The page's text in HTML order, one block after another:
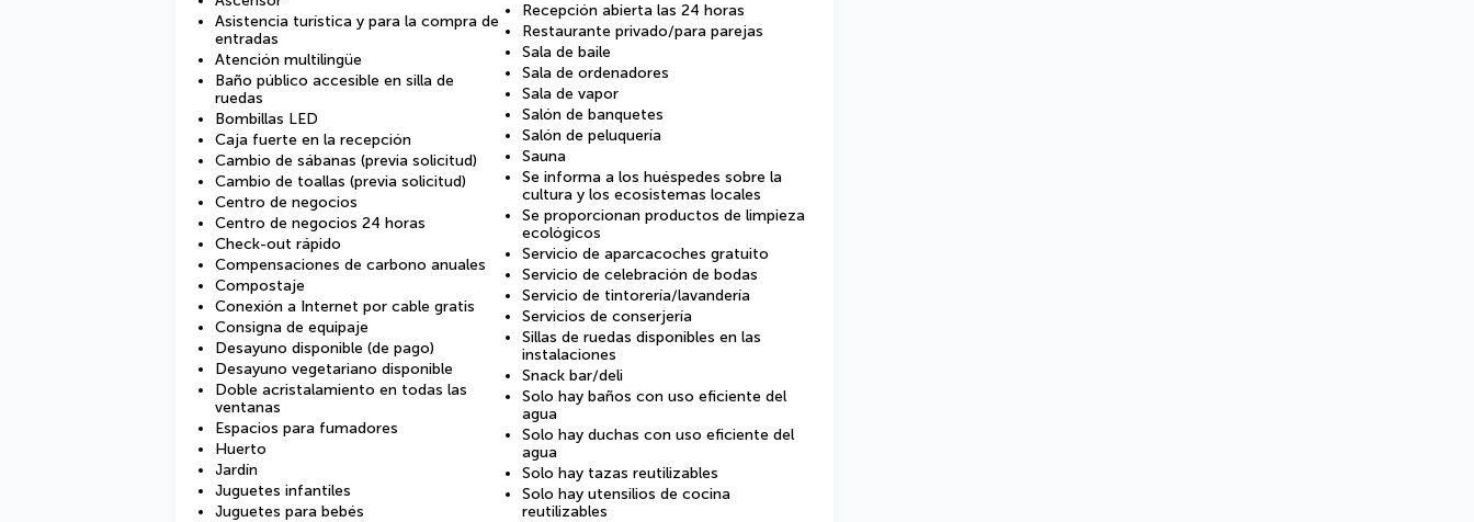
Asistencia turística y para la compra de
entradas
Atención multilingüe
Baño público accesible en silla de
ruedas
Bombillas LED
Caja fuerte en la recepción
Cambio de sábanas (previa solicitud)
Cambio de toallas (previa solicitud)
Centro de negocios
Centro de negocios 24 horas
Check-out rápido
Compensaciones de carbono anuales
Compostaje
Conexión a Internet por cable gratis
Consigna de equipaje
Desayuno disponible (de pago)
Desayuno vegetariano disponible
Doble acristalamiento en todas las
ventanas
Espacios para fumadores
Huerto
Jardín
Juguetes infantiles
Juguetes para bebés
Recepción abierta las 24 horas
Restaurante privado/para parejas
Sala de baile
Sala de ordenadores
Sala de vapor
Salón de banquetes
Salón de peluquería
Sauna
Se informa a los huéspedes sobre la
cultura y los ecosistemas locales
Se proporcionan productos de limpieza
ecológicos
Servicio de aparcacoches gratuito
Servicio de celebración de bodas
Servicio de tintorería/lavandería
Servicios de conserjería
Sillas de ruedas disponibles en las
instalaciones
Snack bar/deli
Solo hay baños con uso eficiente del
agua
Solo hay duchas con uso eficiente del
agua
Solo hay tazas reutilizables
Solo hay utensilios de cocina
reutilizables